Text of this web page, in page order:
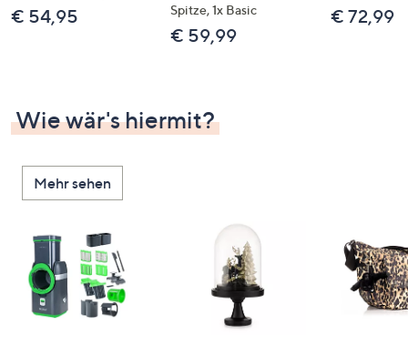
€ 54,95
Spitze, 1x Basic
€ 59,99
€ 72,99
Wie wär's hiermit?
Mehr sehen